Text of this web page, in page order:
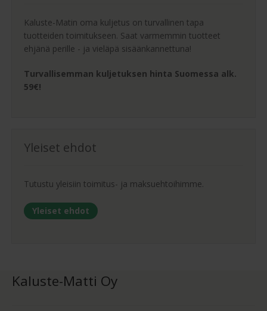
Kaluste-Matin oma kuljetus on turvallinen tapa
tuotteiden toimitukseen. Saat varmemmin tuotteet
ehjänä perille - ja vieläpä sisäänkannettuna!
Turvallisemman kuljetuksen hinta Suomessa alk.
59€!
Yleiset ehdot
Tutustu yleisiin toimitus- ja maksuehtoihimme.
Yleiset ehdot
Kaluste-Matti Oy